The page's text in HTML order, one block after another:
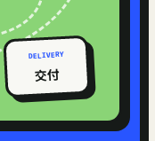
DELIVERY
交付